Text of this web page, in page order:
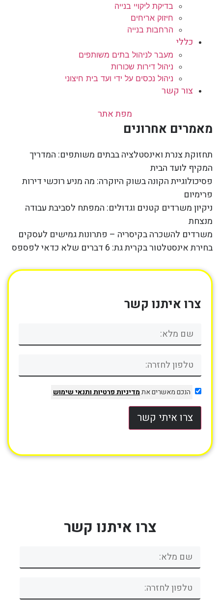
בדיקת ליקויי בנייה
חיזוק אריחים
הרחבות בנייה
כללי
מעבר לניהול בתים משותפים
ניהול דירות שכורות
ניהול נכסים על ידי ועד בית חיצוני
צור קשר
מפת אתר
מאמרים אחרונים
תחזוקת צנרת ואינסטלציה בבתים משותפים: המדריך
המקיף לועד הבית
פסיכולוגיית הקונה בשוק היוקרה: מה מניע רוכשי דירות
פרימיום
ניקיון משרדים קטנים וגדולים: המפתח לסביבת עבודה
מנצחת
משרדים להשכרה בקיסריה – פתרונות גמישים לעסקים
בחירת אינסטלטור בקרית גת: 6 דברים שלא כדאי לפספס
צרו איתנו קשר
הנכם מאשרים אתמדיניות פרטיותותנאי שימוש
צרו איתי קשר
צרו איתנו קשר